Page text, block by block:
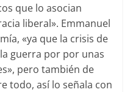
que lo asocian
liberal». Emmanuel
«ya que la crisis de
guerra por por unas
pero también de
todo, así lo señala con